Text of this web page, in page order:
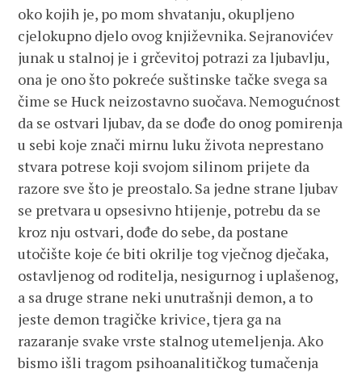
oko kojih je, po mom shvatanju, okupljeno
cjelokupno djelo ovog književnika. Sejranovićev
junak u stalnoj je i grčevitoj potrazi za ljubavlju,
ona je ono što pokreće suštinske tačke svega sa
čime se Huck neizostavno suočava. Nemogućnost
da se ostvari ljubav, da se dođe do onog pomirenja
u sebi koje znači mirnu luku života neprestano
stvara potrese koji svojom silinom prijete da
razore sve što je preostalo. Sa jedne strane ljubav
se pretvara u opsesivno htijenje, potrebu da se
kroz nju ostvari, dođe do sebe, da postane
utočište koje će biti okrilje tog vječnog dječaka,
ostavljenog od roditelja, nesigurnog i uplašenog,
a sa druge strane neki unutrašnji demon, a to
jeste demon tragičke krivice, tjera ga na
razaranje svake vrste stalnog utemeljenja. Ako
bismo išli tragom psihoanalitičkog tumačenja